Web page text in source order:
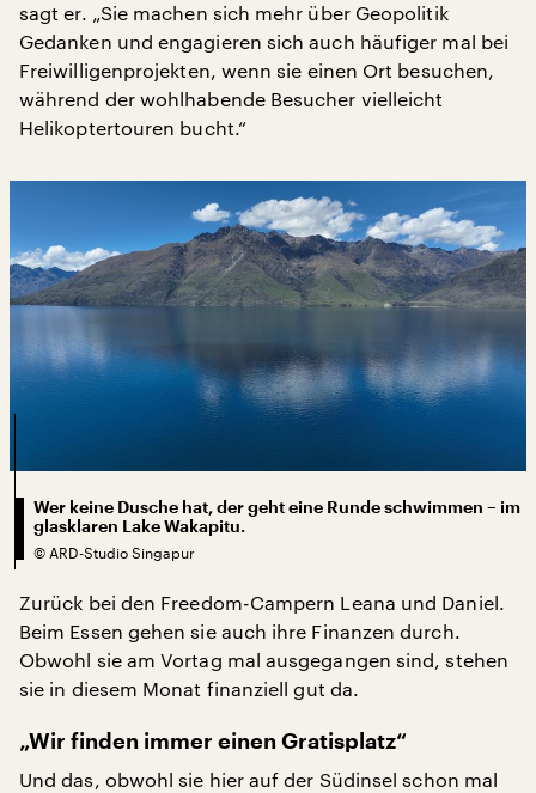
sagt er. „Sie machen sich mehr über Geopolitik
Gedanken und engagieren sich auch häufiger mal bei
Freiwilligenprojekten, wenn sie einen Ort besuchen,
während der wohlhabende Besucher vielleicht
Helikoptertouren bucht.“
Wer keine Dusche hat, der geht eine Runde schwimmen – im
glasklaren Lake Wakapitu.
© ARD-Studio Singapur
Zurück bei den Freedom-Campern Leana und Daniel.
Beim Essen gehen sie auch ihre Finanzen durch.
Obwohl sie am Vortag mal ausgegangen sind, stehen
sie in diesem Monat finanziell gut da.
„Wir finden immer einen Gratisplatz“
Und das, obwohl sie hier auf der Südinsel schon mal